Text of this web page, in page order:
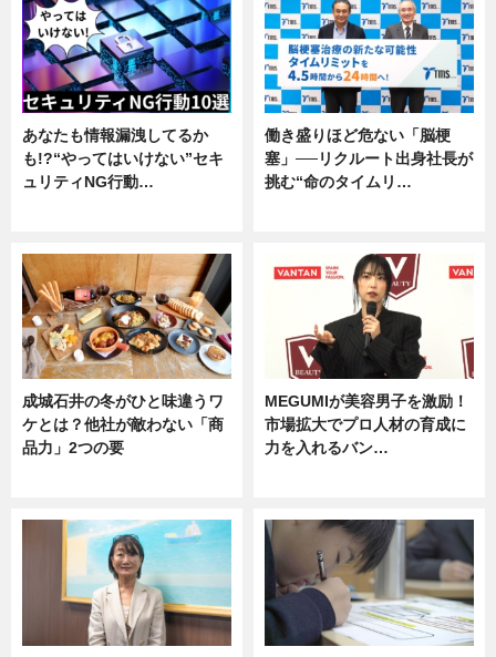
あなたも情報漏洩してるか
も!?“やってはいけない”セキ
ュリティNG行動…
働き盛りほど危ない「脳梗
塞」──リクルート出身社長が
挑む“命のタイムリ…
成城石井の冬がひと味違うワ
ケとは？他社が敵わない「商
品力」2つの要
MEGUMIが美容男子を激励！
市場拡大でプロ人材の育成に
力を入れるバン…